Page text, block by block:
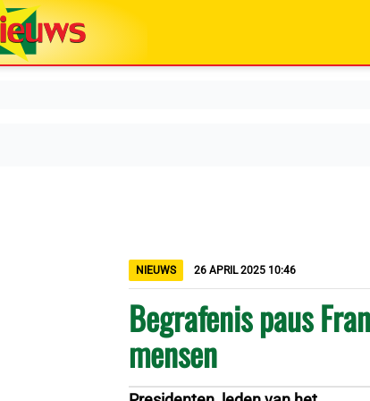
NIEUWS 26 APRIL 2025 10:46
Begrafenis paus
mensen